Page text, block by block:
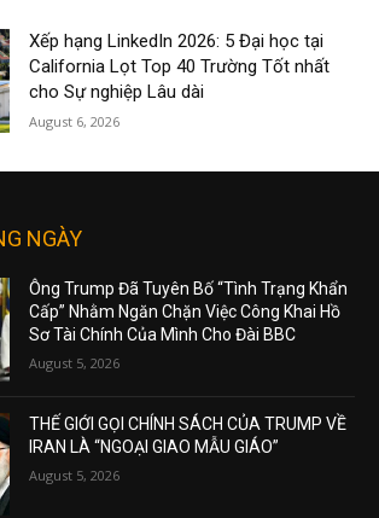
Xếp hạng LinkedIn 2026: 5 Đại học tại
California Lọt Top 40 Trường Tốt nhất
cho Sự nghiệp Lâu dài
August 6, 2026
NGÀY
Ông Trump Đã Tuyên Bố “Tình Trạng Khẩn
Cấp” Nhằm Ngăn Chặn Việc Công Khai Hồ
Sơ Tài Chính Của Mình Cho Đài BBC
August 5, 2026
THẾ GIỚI GỌI CHÍNH SÁCH CỦA TRUMP VỀ
IRAN LÀ “NGOẠI GIAO MẪU GIÁO”
August 5, 2026